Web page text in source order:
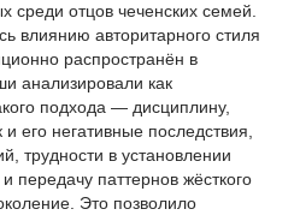
среди отцов чеченских семей.
влиянию авторитарного стиля
распространён в
анализировали как
подхода — дисциплину,
его негативные последствия,
трудности в установлении
передачу паттернов жёсткого
Это позволило